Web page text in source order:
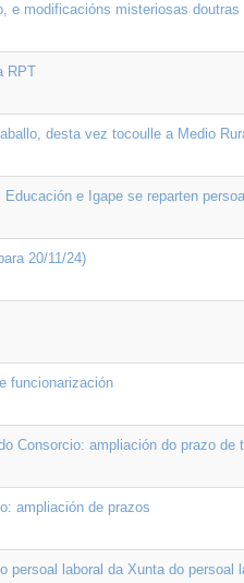
e modificacións misteriosas doutras
RPT
desta vez tocoulle a Medio
e Igape se reparten
20/11/24)
funcionarización
Consorcio: ampliación do prazo de
ampliación de prazos
persoal laboral da Xunta do